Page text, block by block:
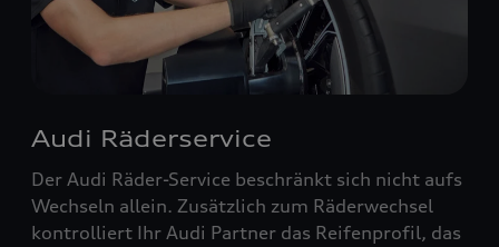
Audi Räderservice
Der Audi Räder-Service beschränkt sich nicht aufs
Wechseln allein. Zusätzlich zum Räderwechsel
kontrolliert Ihr Audi Partner das Reifenprofil, das